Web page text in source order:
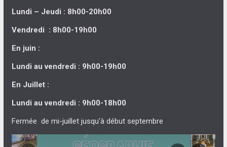
Lundi – Jeudi : 8h00-20h00
Vendredi : 8h00-19h00
En juin :
Lundi au vendredi : 9h00-19h00
En Juillet :
Lundi au vendredi : 9h00-18h00
Fermée de mi-juillet jusqu’à début septembre